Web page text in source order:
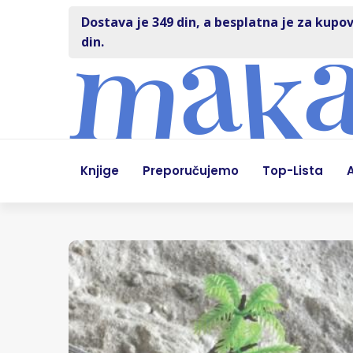
Dostava je 349 din, a besplatna je za
din.
Knjige Preporučujemo Top-Lista